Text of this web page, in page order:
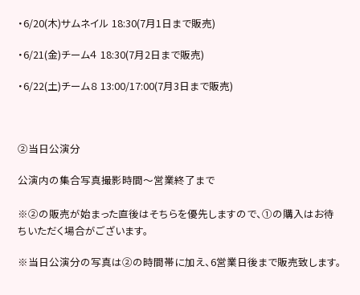
・6/20(木)サムネイル 18:30(7月1日まで販売)
・6/21(金)チーム４ 18:30(7月2日まで販売)
・6/22(土)チーム８ 13:00/17:00(7月3日まで販売)
②当日公演分
公演内の集合写真撮影時間～営業終了まで
※②の販売が始まった直後はそちらを優先しますので、①の購入はお待
ちいただく場合がございます。
※当日公演分の写真は②の時間帯に加え、6営業日後まで販売致します。